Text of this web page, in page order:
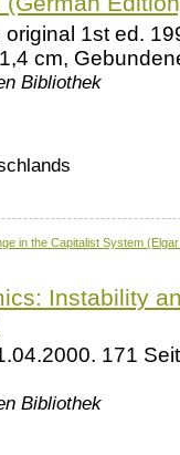
1st ed.
cm,
Bibliothek
Instability
171
Bibliothek